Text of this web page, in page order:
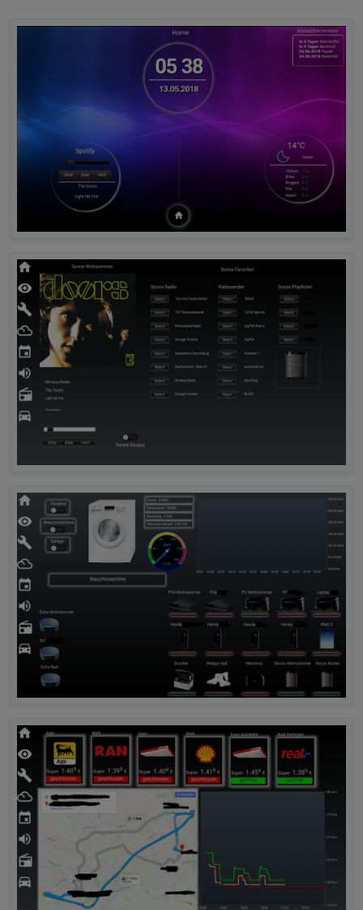
var symbol = parseInt(obj.newState.val, 10);
'http://127.0.0.1:8082/daswetter/
'WeatherSymbol6'
(obj.newState. val, 10
var temp =
'http://127.0.0.1:8082/daswetter/
log (temp);
setState
('WindSymbol6'
});
var symbol = parseInt(obj.newState.val, 10);
var temp =
log (temp);
setState( 'WeatherSymbol7'
, temp );
});
on(
var
windsymbol = parseInt (obj.newState
var
'http://127.0.0.1:8082/daswetter/
setState
'WindSymbol7'